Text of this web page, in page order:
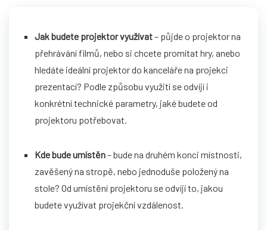
Jak budete projektor využívat– půjde o projektor na
přehrávání filmů, nebo si chcete promítat hry, anebo
hledáte ideální projektor do kanceláře na projekci
prezentací? Podle způsobu využití se odvíjí i
konkrétní technické parametry, jaké budete od
projektoru potřebovat.
Kde bude umístěn– bude na druhém konci místnosti,
zavěšený na stropě, nebo jednoduše položený na
stole? Od umístění projektoru se odvíjí to, jakou
budete využívat projekční vzdálenost.